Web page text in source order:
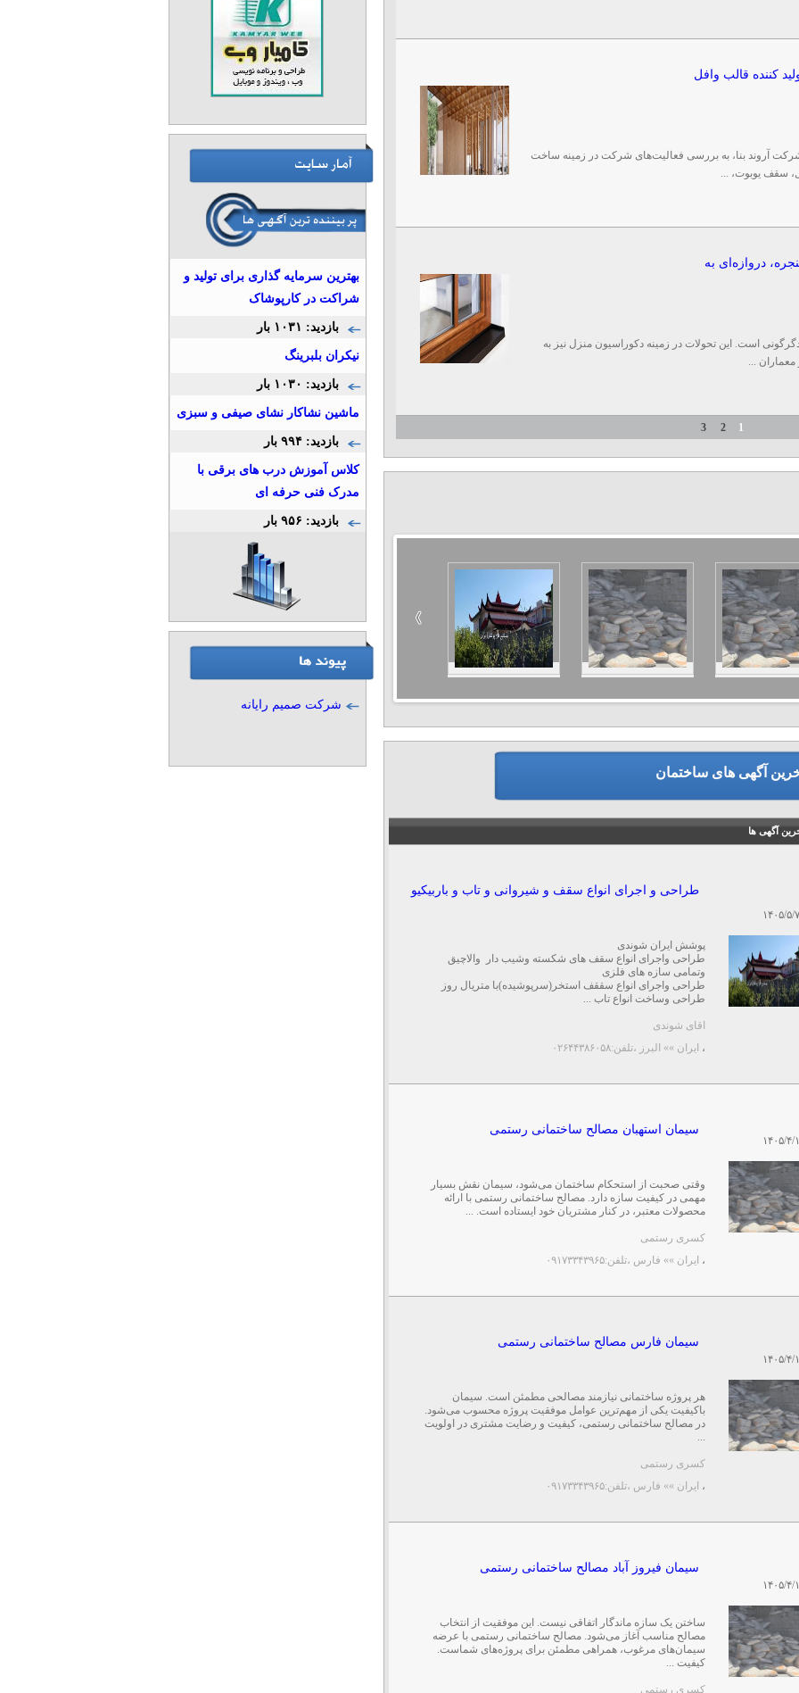
کننده قالب وافل
شرکت آروند بنا، به بررسی فعالیت‌های شرکت در زمینه ساخت
سقف یوبوت، ...
دروازه‌ای به
است. این تحولات در زمینه دکوراسیون منزل نیز به
...
1
2
3
آگهی های ساختمان
آگهی ها
۱۴۰۵/۵/۷
طراحی و اجرای انواع سقف و شیروانی و تاب و باربیکیو
پوشش ایران شوندی
طراحی واجرای انواع سقف های شکسته وشیب دار والاچیق
وتمامی سازه های فلزی
طراحی واجرای انواع سققف استخر(سرپوشیده)با متریال روز
طراحی وساخت انواع تاب ...
اقای شوندی
، ایران »» البرز ،تلفن:۰۲۶۴۴۳۸۶۰۵۸
۱۴۰۵/۴/۱
سیمان استهبان مصالح ساختمانی رستمی
وقتی صحبت از استحکام ساختمان می‌شود، سیمان نقش بسیار
مهمی در کیفیت سازه دارد. مصالح ساختمانی رستمی با ارائه
محصولات معتبر، در کنار مشتریان خود ایستاده است. ...
کسری رستمی
، ایران »» فارس ،تلفن:۰۹۱۷۳۳۴۳۹۶۵
۱۴۰۵/۴/۱
سیمان فارس مصالح ساختمانی رستمی
هر پروژه ساختمانی نیازمند مصالحی مطمئن است. سیمان
باکیفیت یکی از مهم‌ترین عوامل موفقیت پروژه محسوب می‌شود.
در مصالح ساختمانی رستمی، کیفیت و رضایت مشتری در اولویت
...
کسری رستمی
، ایران »» فارس ،تلفن:۰۹۱۷۳۳۴۳۹۶۵
۱۴۰۵/۴/۱
سیمان فیروز آباد مصالح ساختمانی رستمی
ساختن یک سازه ماندگار اتفاقی نیست. این موفقیت از انتخاب
مصالح مناسب آغاز می‌شود. مصالح ساختمانی رستمی با عرضه
سیمان‌های مرغوب، همراهی مطمئن برای پروژه‌های شماست.
کیفیت ...
کسری رستمی
بهترین سرمایه گذاری برای تولید و
شراکت در کارپوشاک
بازدید: ۱۰۳۱ بار
نيكران بلبرينگ
بازدید: ۱۰۳۰ بار
ماشین نشاکار نشای صیفی و سبزی
بازدید: ۹۹۴ بار
کلاس آموزش درب های برقی با
مدرک فنی حرفه ای
بازدید: ۹۵۶ بار
شرکت صمیم رایانه